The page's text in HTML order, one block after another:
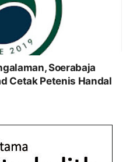
Soerabaja
Cetak Petenis Handal